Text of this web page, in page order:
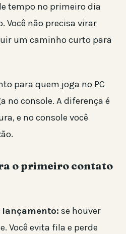
tempo no primeiro dia
Você não precisa virar
um caminho curto para
para quem joga no PC
no console. A diferença é
e no console você
o primeiro contato
se houver
Você evita fila e perde